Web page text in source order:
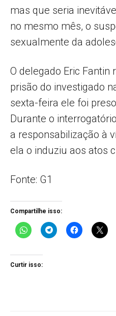
mas que seria
no mesmo mês, o
sexualmente da
O delegado Eric Fantin
prisão do investigado
sexta-feira ele foi
Durante o
a responsabilização à
ela o induziu aos atos
Fonte: G1
Compartilhe isso:
Curtir isso: